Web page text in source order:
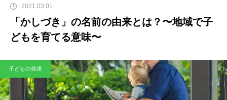
2021.03.01
「かしづき」の名前の由来とは？〜地域で子
どもを育てる意味〜
子どもの発達